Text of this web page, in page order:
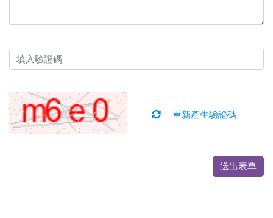
重新產生驗證碼
送出表單